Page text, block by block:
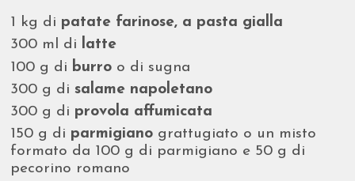
1 kg di patate farinose, a pasta gialla
300 ml di latte
100 g di burro o di sugna
300 g disalame napoletano
300 g di provola affumicata
150 g di parmigiano grattugiato o un misto
formato da 100 g di parmigiano e 50 g di
pecorino romano